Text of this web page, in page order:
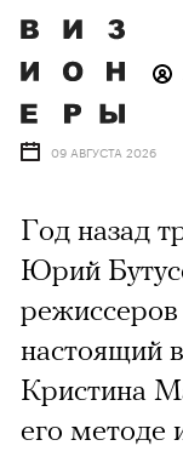
09 АВГУСТА 2026
Год назад
Юрий
настоящий
Кристина
его методе